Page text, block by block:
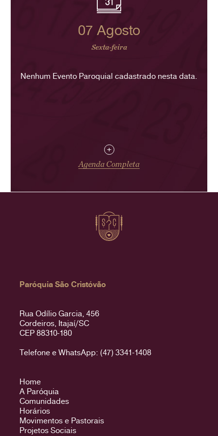
07 Agosto
Sexta-feira
Nenhum Evento Paroquial cadastrado nesta data.
+
Agenda Completa
Paróquia São Cristóvão
Rua Odílio Garcia, 456
Cordeiros, Itajaí/SC
CEP 88310-180
Telefone e WhatsApp: (47) 3341-1408
Home
A Paróquia
Comunidades
Horários
Movimentos e Pastorais
Projetos Sociais